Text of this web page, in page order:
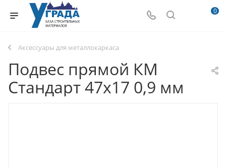
0
Аксессуары для металлокаркаса
Подвес прямой КМ
Стандарт 47х17 0,9 мм